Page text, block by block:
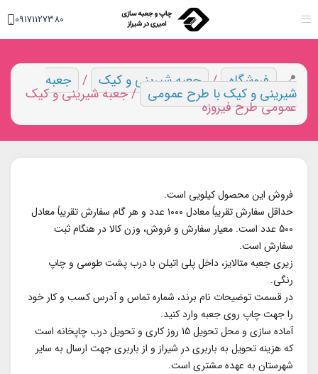
09171127380
فروشگاه / جعبه شیرینی و کیک / جعبه
شیرینی و کیک با طرح عمومی / جعبه شیرینی و کیک
عمومی طرح فیروزه
فروش این محصول کیلویی است.
حداقل سفارش تقریباً معادل ۱۰۰۰ عدد و هر گام سفارش تقریباً معادل
500 عدد است. معیار سفارش و فروش، وزن کالا در هنگام ثبت
سفارش است.
زیری جعبه متالایز، داخل پلی اتیلن با درب پشت طوسی و چاپ
رنگی.
در قسمت توضیحات نام برند، شماره تماس و آدرس کسب و کار خود
را جهت چاپ روی جعبه وارد کنید.
آماده سازی و محل تحویل 15 روز کاری و تحویل درب چاپخانه است
که هزینه تحویل به باربری در شیراز و از باربری جهت ارسال به سایر
شهرستان به عهده مشتری است.